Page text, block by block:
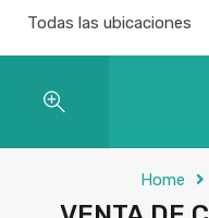
Todas las ubicaciones
Home